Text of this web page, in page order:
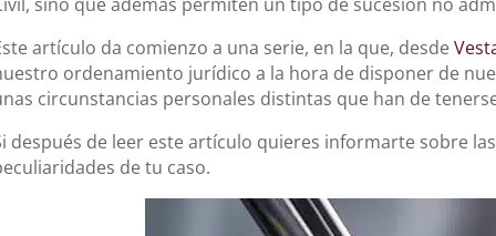
artículo da comienzo a una serie, en la que, desde
ordenamiento jurídico a la hora de disponer de
circunstancias personales distintas que han de
después de leer este artículo quieres informarte sobre
de tu caso.